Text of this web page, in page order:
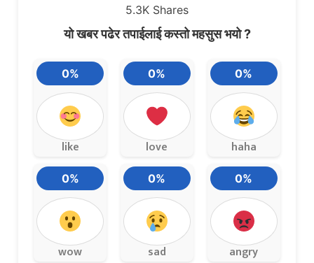
5.3K Shares
यो खबर पढेर तपाईलाई कस्तो महसुस भयो ?
0%
like
0%
love
0%
haha
0%
wow
0%
sad
0%
angry